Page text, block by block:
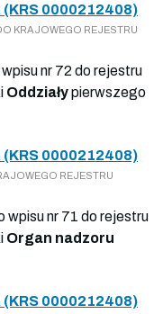
(KRS 0000212408)
KRAJOWEGO REJESTRU
nr 72 do rejestru
Oddziałypierwszego
(KRS 0000212408)
REJESTRU
wpisu nr 71 do rejestru
Organ nadzoru
(KRS 0000212408)